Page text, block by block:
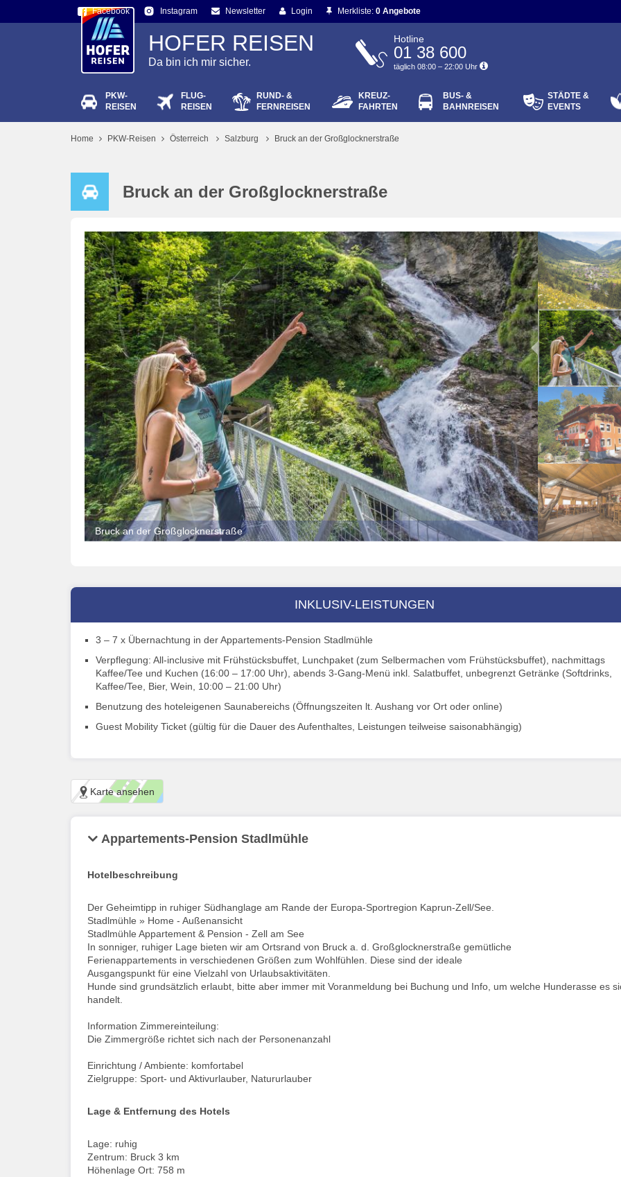
Facebook Instagram Newsletter Login
Passwort vergessen?
Merkliste: 0 Angebote
HOFER REISEN
Da bin ich mir sicher.
Hotline
01 38 600
täglich 08:00 – 22:00 Uhr
PKW-
REISEN
FLUG-
REISEN
RUND- &
FERNREISEN
KREUZ-
FAHRTEN
BUS- &
BAHNREISEN
STÄDTE &
EVENTS
Home PKW-Reisen Österreich Salzburg Bruck an der Großglocknerstraße
Bruck an der Großglocknerstraße
Bruck an der Großglocknerstraße
INKLUSIV-LEISTUNGEN
3 – 7 x Übernachtung in der Appartements-Pension Stadlmühle
Verpflegung: All-inclusive mit Frühstücksbuffet, Lunchpaket (zum Selbermachen vom Frühstücksbuffet), nachmittags
Kaffee/Tee und Kuchen (16:00 – 17:00 Uhr), abends 3-Gang-Menü inkl. Salatbuffet, unbegrenzt Getränke (Softdrinks,
Kaffee/Tee, Bier, Wein, 10:00 – 21:00 Uhr)
Benutzung des hoteleigenen Saunabereichs (Öffnungszeiten lt. Aushang vor Ort oder online)
Guest Mobility Ticket (gültig für die Dauer des Aufenthaltes, Leistungen teilweise saisonabhängig)
Karte ansehen
Appartements-Pension Stadlmühle
Hotelbeschreibung
Der Geheimtipp in ruhiger Südhanglage am Rande der Europa-Sportregion Kaprun-Zell/See.
Stadlmühle » Home - Außenansicht
Stadlmühle Appartement & Pension - Zell am See
In sonniger, ruhiger Lage bieten wir am Ortsrand von Bruck a. d. Großglocknerstraße gemütliche
Ferienappartements in verschiedenen Größen zum Wohlfühlen. Diese sind der ideale
Ausgangspunkt für eine Vielzahl von Urlaubsaktivitäten.
Hunde sind grundsätzlich erlaubt, bitte aber immer mit Voranmeldung bei Buchung und Info, um welche Hunderasse es
handelt.
Information Zimmereinteilung:
Die Zimmergröße richtet sich nach der Personenanzahl
Einrichtung / Ambiente: komfortabel
Zielgruppe: Sport- und Aktivurlauber, Natururlauber
Lage & Entfernung des Hotels
Lage: ruhig
Zentrum: Bruck 3 km
Höhenlage Ort: 758 m